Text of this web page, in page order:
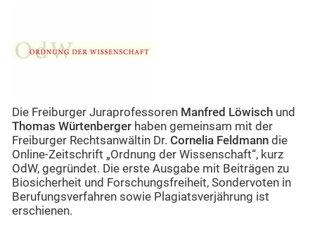
Die Freiburger Juraprofessoren Manfred Löwisch und
Thomas Würtenberger haben gemeinsam mit der
Freiburger Rechtsanwältin Dr. Cornelia Feldmann die
Online-Zeitschrift „Ordnung der Wissenschaft“, kurz
OdW, gegründet. Die erste Ausgabe mit Beiträgen zu
Biosicherheit und Forschungsfreiheit, Sondervoten in
Berufungsverfahren sowie Plagiatsverjährung ist
erschienen.